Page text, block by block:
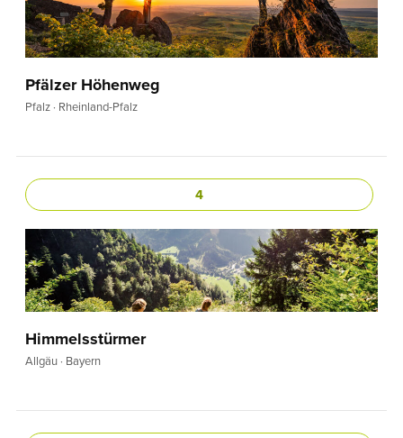
Pfälzer Höhenweg
Pfalz · Rheinland-Pfalz
4
Himmelsstürmer
Allgäu · Bayern